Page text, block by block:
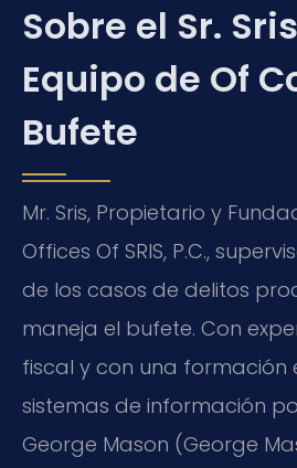
Sobre el Sr.
Equipo de Of
Bufete
Mr. Sris, Propietario y
Offices Of SRIS, P.C.,
de los casos de delitos
maneja el bufete. Con
fiscal y con una
sistemas de información
George Mason (George